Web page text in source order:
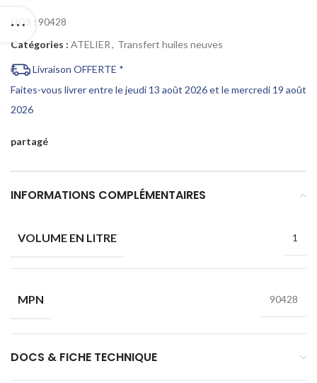
UGS : 90428
Catégories : ATELIER, Transfert huiles neuves
Livraison OFFERTE *
Faites-vous livrer entre le jeudi 13 août 2026 et le mercredi 19 août
2026
partagé
INFORMATIONS COMPLÉMENTAIRES
VOLUME EN LITRE 1
MPN 90428
DOCS & FICHE TECHNIQUE